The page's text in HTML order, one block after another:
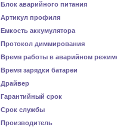
Блок аварийного питания
Артикул профиля
Емкость аккумулятора
Протокол диммирования
Время работы в аварийном
Время зарядки батареи
Драйвер
Гарантийный срок
Срок службы
Производитель